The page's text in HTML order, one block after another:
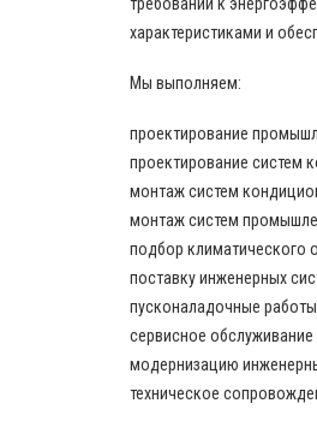
характеристиками и
Мы выполняем:
проектирование
проектирование систем
монтаж систем
монтаж систем
подбор климатического
поставку инженерных
пусконаладочные
сервисное
модернизацию
техническое